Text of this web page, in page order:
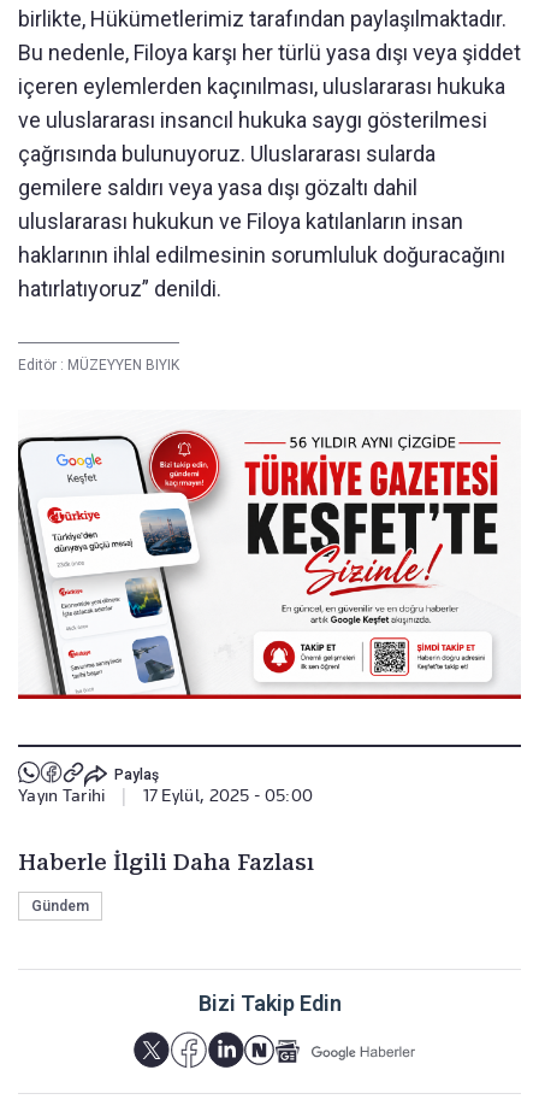
birlikte, Hükümetlerimiz tarafından paylaşılmaktadır.
Bu nedenle, Filoya karşı her türlü yasa dışı veya şiddet
içeren eylemlerden kaçınılması, uluslararası hukuka
ve uluslararası insancıl hukuka saygı gösterilmesi
çağrısında bulunuyoruz. Uluslararası sularda
gemilere saldırı veya yasa dışı gözaltı dahil
uluslararası hukukun ve Filoya katılanların insan
haklarının ihlal edilmesinin sorumluluk doğuracağını
hatırlatıyoruz” denildi.
Editör : MÜZEYYEN BIYIK
Paylaş
Yayın Tarihi 17 Eylül, 2025 - 05:00
Haberle İlgili Daha Fazlası
Gündem
Bizi Takip Edin